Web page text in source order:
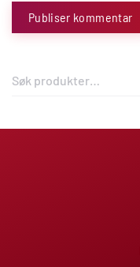
Publiser kommentar
Søk